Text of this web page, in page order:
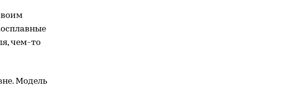
чем-то
Модель